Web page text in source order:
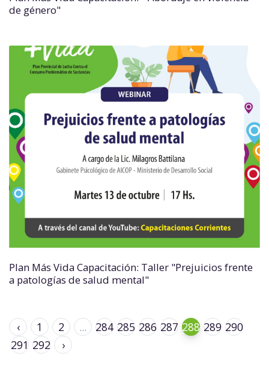
de género"
Plan Más Vida Capacitación: Taller "Prejuicios frente
a patologías de salud mental"
‹ 1 2 ... 284 285 286 287 288 289 290
291 292 ›